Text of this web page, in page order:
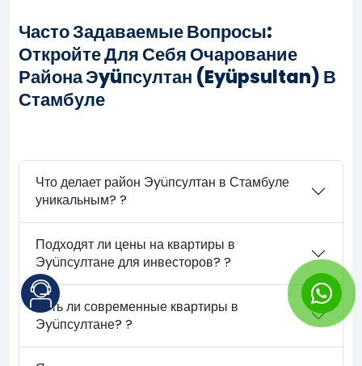
Часто Задаваемые Вопросы:
Откройте Для Себя Очарование
Района Эyüпсултан (Eyüpsultan) В
Стамбуле
Что делает район Эyüпсултан в Стамбуле
уникальным? ?
Подходят ли цены на квартиры в
Эyüпсултане для инвесторов? ?
Есть ли современные квартиры в
Эyüпсултане? ?